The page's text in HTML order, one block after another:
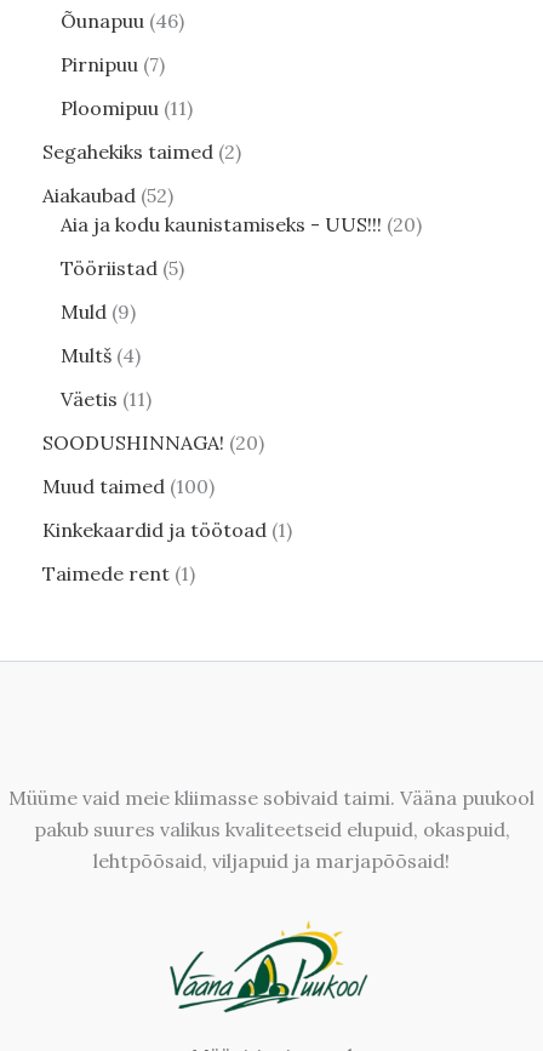
Õunapuu 46
Pirnipuu 7
Ploomipuu 11
Segahekiks taimed 2
Aiakaubad 52
Aia ja kodu kaunistamiseks - UUS!!! 20
Tööriistad 5
Muld 9
Multš 4
Väetis 11
SOODUSHINNAGA! 20
Muud taimed 100
Kinkekaardid ja töötoad 1
Taimede rent 1
Müüme vaid meie kliimasse sobivaid taimi. Vääna puukool
pakub suures valikus kvaliteetseid elupuid, okaspuid,
lehtpõõsaid, viljapuid ja marjapõõsaid!